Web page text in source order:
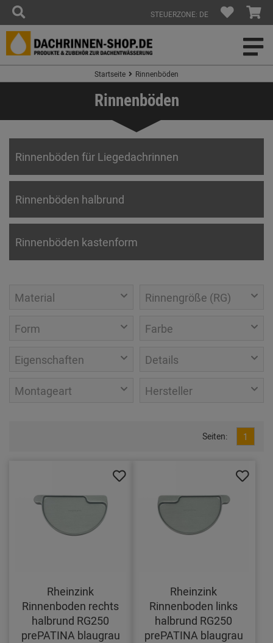
STEUERZONE: DE
Startseite Rinnenböden
Rinnenböden
Rinnenböden für Liegedachrinnen
Rinnenböden halbrund
Rinnenböden kastenform
Material Rinnengröße (RG)
Form Farbe
Eigenschaften Details
Montageart Hersteller
Seiten: 1
Rheinzink
Rinnenboden rechts
halbrund RG250
prePATINA blaugrau
Rheinzink
Rinnenboden links
halbrund RG250
prePATINA blaugrau